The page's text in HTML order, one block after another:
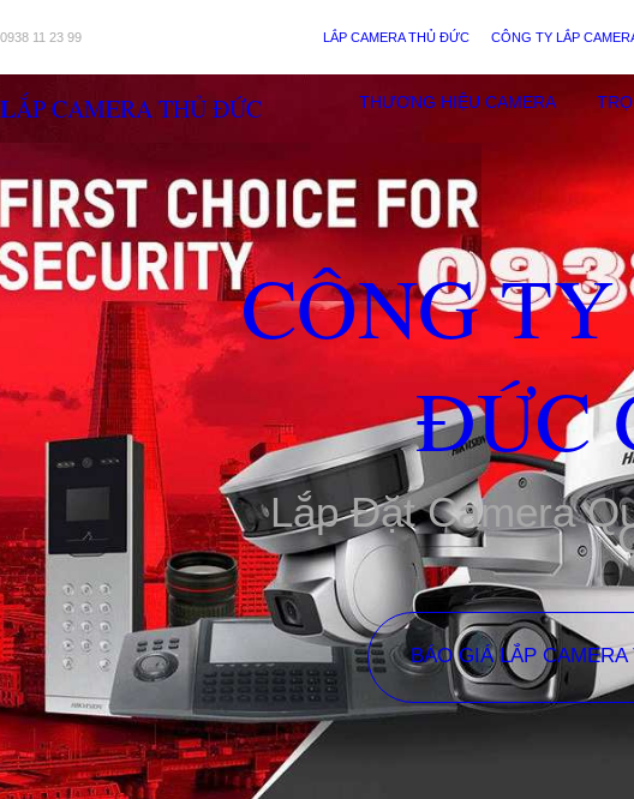
0938 11 23 99 LẮP CAMERA THỦ ĐỨC CÔNG TY LẮP
LẮP CAMERA THỦ ĐỨC THƯƠNG HIỆU CAMERA
CÔNG
ĐỨC
Lắp Đặt Camera
BÁO GIÁ LẮP